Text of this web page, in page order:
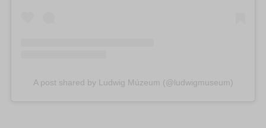
A post shared by Ludwig Múzeum (@ludwigmuseum)